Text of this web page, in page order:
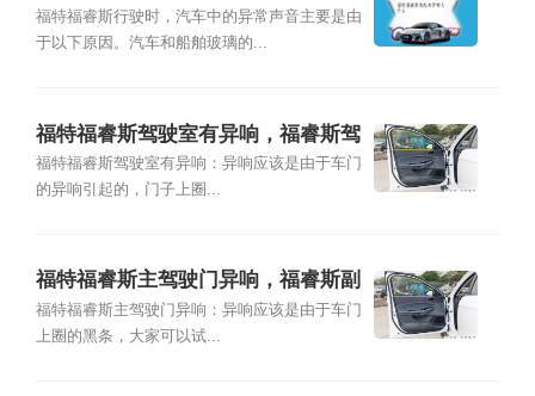
福特福睿斯行驶时，汽车中的异常声音主要是由
于以下原因。汽车和船舶玻璃的...
福特福睿斯驾驶室有异响，福睿斯驾
驶室门侧异响
福特福睿斯驾驶室有异响：异响应该是由于车门
的异响引起的，门子上圈...
福特福睿斯主驾驶门异响，福睿斯副
驾驶车门异响
福特福睿斯主驾驶门异响：异响应该是由于车门
上圈的黑条，大家可以试...